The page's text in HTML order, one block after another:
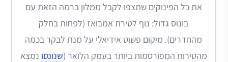
את כל הפינוקים שתצפו לקבל ממלון ברמה הזאת עם
בונוס גדול: נוף לטירת אמבואז (לפחות בחלק
מהחדרים). מיקום פשוט אידיאלי על מנת לבקר בכמה
מהטירות המפורסמות ביותר בעמק הלואר (שנונסו נמצא